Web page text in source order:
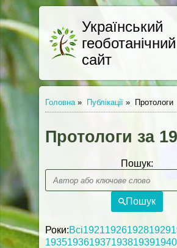
Український
геоботанічний
сайт
Головна » Публікації » Протологи
Протологи за
Пошук:
Пошук
Роки:Всі1921192619281929
193519361937193819391940